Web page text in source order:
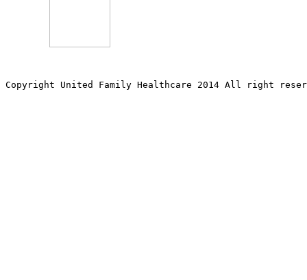
Copyright United Family Healthcare 2014 All right